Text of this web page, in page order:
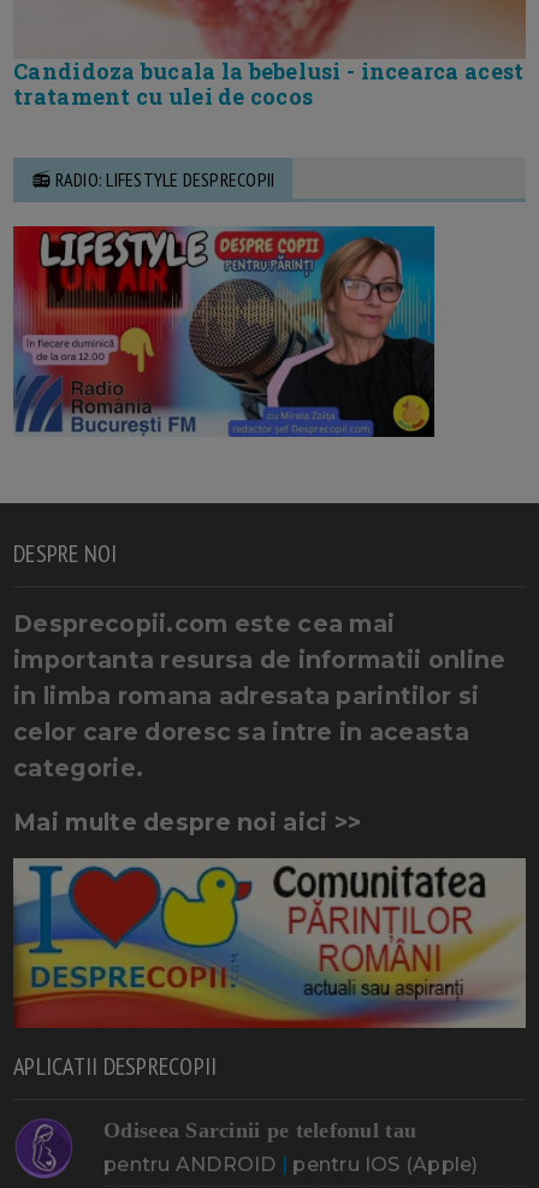
Candidoza bucala la bebelusi - incearca acest
tratament cu ulei de cocos
📻 RADIO: LIFESTYLE DESPRECOPII
DESPRE NOI
Desprecopii.com este cea mai
importanta resursa de informatii online
in limba romana adresata parintilor si
celor care doresc sa intre in aceasta
categorie.
Mai multe despre noi aici >>
APLICATII DESPRECOPII
Odiseea Sarcinii pe telefonul tau
pentru ANDROID | pentru IOS (Apple)